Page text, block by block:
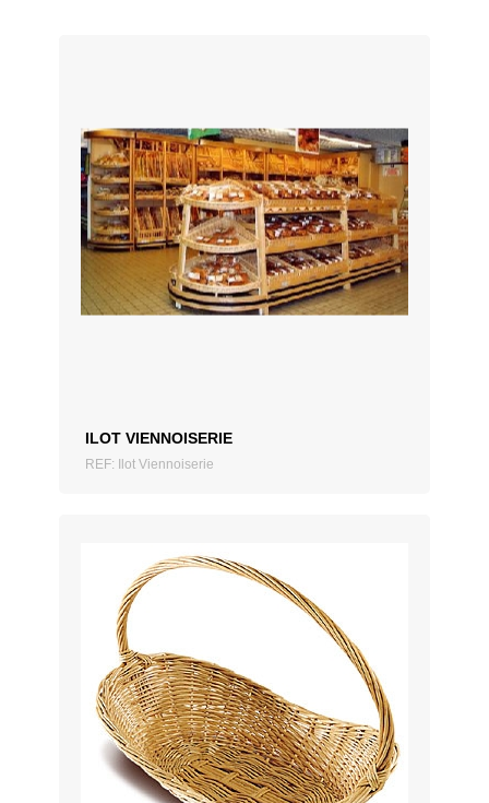
ILOT VIENNOISERIE
REF: Ilot Viennoiserie
AJOUTER AU DEVIS